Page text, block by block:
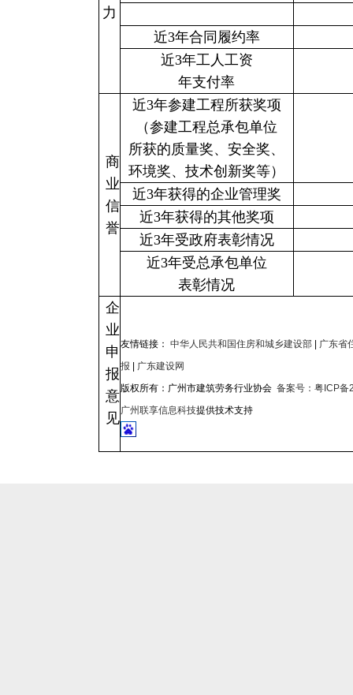
力
近3年合同履约率
近3年工人工资
年支付率
商
业
信
誉
近3年参建工程所获奖项
（参建工程总承包单位
所获的质量奖、安全奖、
环境奖、技术创新奖等）
近3年获得的企业管理奖
近3年获得的其他奖项
近3年受政府表彰情况
近3年受总承包单位
表彰情况
企
业
申
报
意
见
友情链接： 中华人民共和国住房和城乡建设部
广东省
报
广东建设网
版权所有：广州市建筑劳务行业协会 备案号：粤ICP备
广州联享信息科技提供技术支持